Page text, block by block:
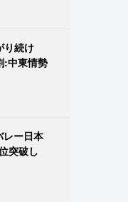
り続け
:中東情勢
レー日本
突破し